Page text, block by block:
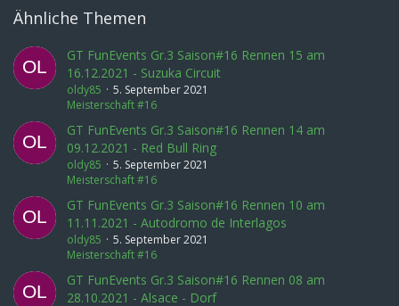
Ähnliche Themen
GT FunEvents Gr.3 Saison#16 Rennen 15 am
16.12.2021 - Suzuka Circuit
oldy85
5. September 2021
Meisterschaft #16
GT FunEvents Gr.3 Saison#16 Rennen 14 am
09.12.2021 - Red Bull Ring
oldy85
5. September 2021
Meisterschaft #16
GT FunEvents Gr.3 Saison#16 Rennen 10 am
11.11.2021 - Autodromo de Interlagos
oldy85
5. September 2021
Meisterschaft #16
GT FunEvents Gr.3 Saison#16 Rennen 08 am
28.10.2021 - Alsace - Dorf